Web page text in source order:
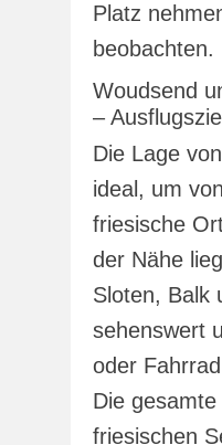
Platz
beobachten.
Woudsend
–
Die Lage
ideal, um
friesische
der Nähe
Sloten, Balk
sehenswert
oder
Die
friesischen